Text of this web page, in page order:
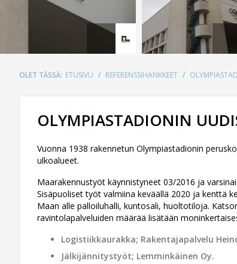
OLET TÄSSÄ: ETUSIVU REFERENSSIHANKKEET
OLYMPIASTADIONIN
Vuonna 1938 rakennetun Olympiastadionin
ulkoalueet.
Maarakennustyöt käynnistyneet 03/2016 ja
Sisäpuoliset työt valmiina keväällä 2020 ja kenttä
Maan alle palloiluhalli, kuntosali, huoltotiloja.
ravintolapalveluiden määrää lisätään
Logistiikkaurakka; Rakentajapalvelu
Jälkijännitystyöt; Lemminkäinen Oy.